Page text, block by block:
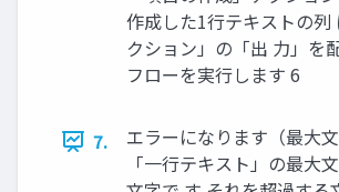
作成した1行テキストの列
クション」の「出 力」を
フローを実行します 6
7.
エラーになります（最大文
「一行テキスト」の最大